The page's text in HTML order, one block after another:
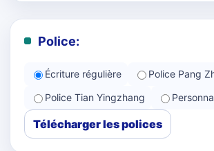
Police:
Écriture régulière
Police Pang
Police Tian Yingzhang
Télécharger les polices